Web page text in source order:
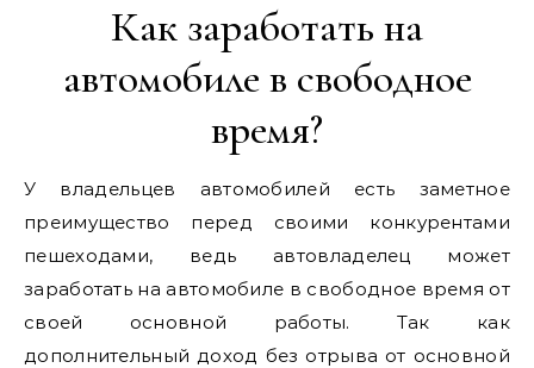
Как заработать на
автомобиле в свободное
время?
У владельцев автомобилей есть заметное
преимущество перед своими конкурентами
пешеходами, ведь автовладелец может
заработать на автомобиле в свободное время от
своей основной работы. Так как
дополнительный доход без отрыва от основной